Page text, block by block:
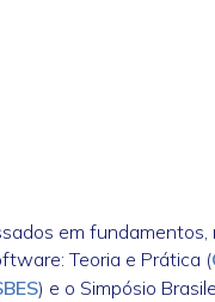
em fundamentos,
Teoria e Prática (
) e o Simpósio